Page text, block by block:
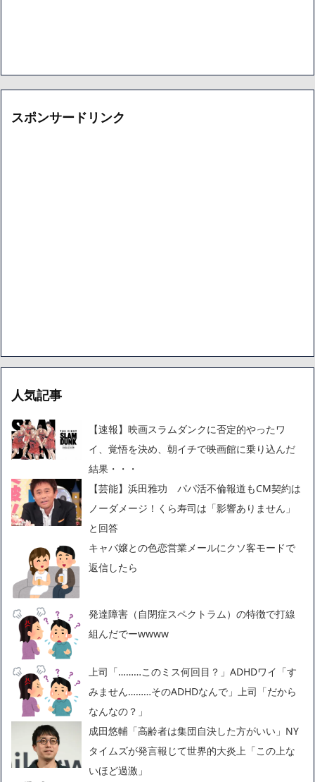
スポンサードリンク
人気記事
【速報】映画スラムダンクに否定的やったワ
イ、覚悟を決め、朝イチで映画館に乗り込んだ
結果・・・
【芸能】浜田雅功 パパ活不倫報道もCM契約は
ノーダメージ！くら寿司は「影響ありません」
と回答
キャバ嬢との色恋営業メールにクソ客モードで
返信したら
発達障害（自閉症スペクトラム）の特徴で打線
組んだでーwwww
上司「………このミス何回目？」ADHDワイ「す
みません………そのADHDなんで」上司「だから
なんなの？」
成田悠輔「高齢者は集団自決した方がいい」NY
タイムズが発言報じて世界的大炎上「この上な
いほど過激」